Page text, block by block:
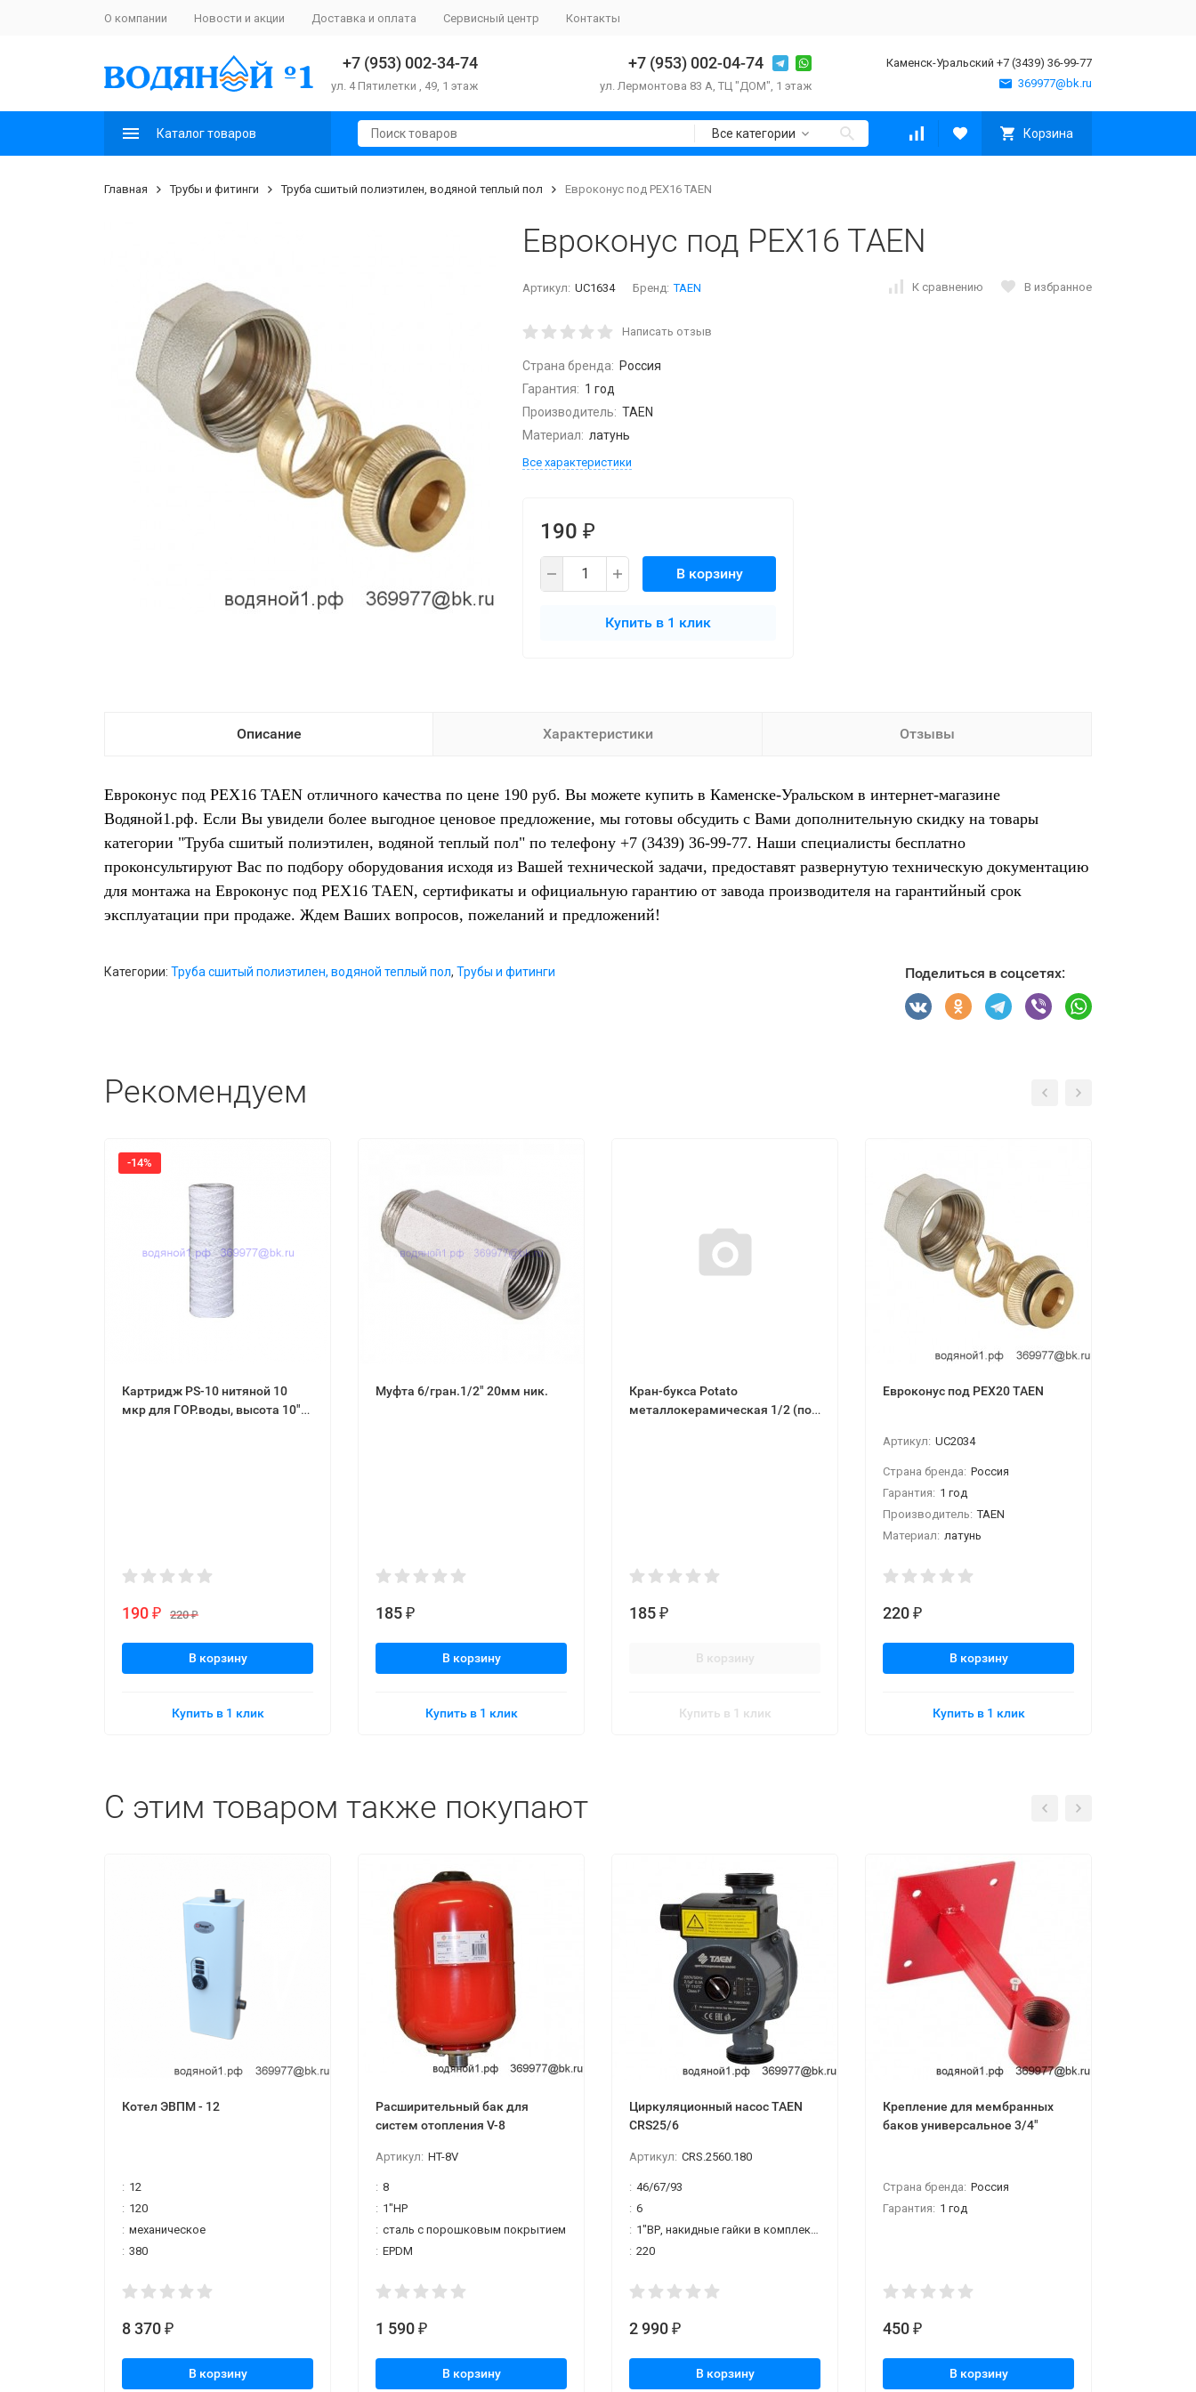
О компании Новости и акции Доставка и оплата Сервисный центр Контакты
+7 (953) 002-34-74
ул. 4 Пятилетки , 49, 1 этаж
+7 (953) 002-04-74
ул. Лермонтова 83 А, ТЦ "ДОМ", 1 этаж
Каменск-Уральский +7 (3439) 36-99-77
369977@bk.ru
Каталог товаров Все категории Корзина
Главная Трубы и фитинги Труба сшитый полиэтилен, водяной теплый пол Евроконус под РЕX16 TAEN
Евроконус под РЕX16 TAEN
Артикул: UC1634 Бренд: TAEN К сравнению В избранное
Написать отзыв
Страна бренда: Россия
Гарантия: 1 год
Производитель: TAEN
Материал: латунь
Все характеристики
190 ₽
В корзину
Купить в 1 клик
Описание Характеристики Отзывы
Евроконус под РЕX16 TAEN отличного качества по цене 190 руб. Вы можете купить в Каменске-Уральском в интернет-магазине
Водяной1.рф. Если Вы увидели более выгодное ценовое предложение, мы готовы обсудить с Вами дополнительную скидку на товары
категории "Труба сшитый полиэтилен, водяной теплый пол" по телефону +7 (3439) 36-99-77. Наши специалисты бесплатно
проконсультируют Вас по подбору оборудования исходя из Вашей технической задачи, предоставят развернутую техническую документацию
для монтажа на Евроконус под РЕX16 TAEN, сертификаты и официальную гарантию от завода производителя на гарантийный срок
эксплуатации при продаже. Ждем Ваших вопросов, пожеланий и предложений!
Категории: Труба сшитый полиэтилен, водяной теплый пол, Трубы и фитинги Поделиться в соцсетях:
Рекомендуем
-14%
Картридж PS-10 нитяной 10
мкр для ГОР.воды, высота 10"
190 ₽ 220 ₽
В корзину
Купить в 1 клик
Муфта 6/гран.1/2" 20мм ник.
185 ₽
В корзину
Купить в 1 клик
Кран-букса Potato
металлокерамическая 1/2 (под
185 ₽
В корзину
Купить в 1 клик
Евроконус под PEX20 TAEN
Артикул: UC2034
Страна бренда: Россия
Гарантия: 1 год
Производитель: TAEN
Материал: латунь
220 ₽
В корзину
Купить в 1 клик
C этим товаром также покупают
Котел ЭВПМ - 12
: 12
: 120
: механическое
: 380
8 370 ₽
В корзину
Расширительный бак для
систем отопления V-8
Артикул: HT-8V
: 8
: 1"НР
: сталь с порошковым покрытием
: EPDM
1 590 ₽
В корзину
Циркуляционный насос TAEN
CRS25/6
Артикул: CRS.2560.180
: 46/67/93
: 6
: 1"ВР, накидные гайки в комплекте
: 220
2 990 ₽
В корзину
Крепление для мембранных
баков универсальное 3/4"
Страна бренда: Россия
Гарантия: 1 год
450 ₽
В корзину